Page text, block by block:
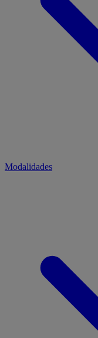
Modalidades